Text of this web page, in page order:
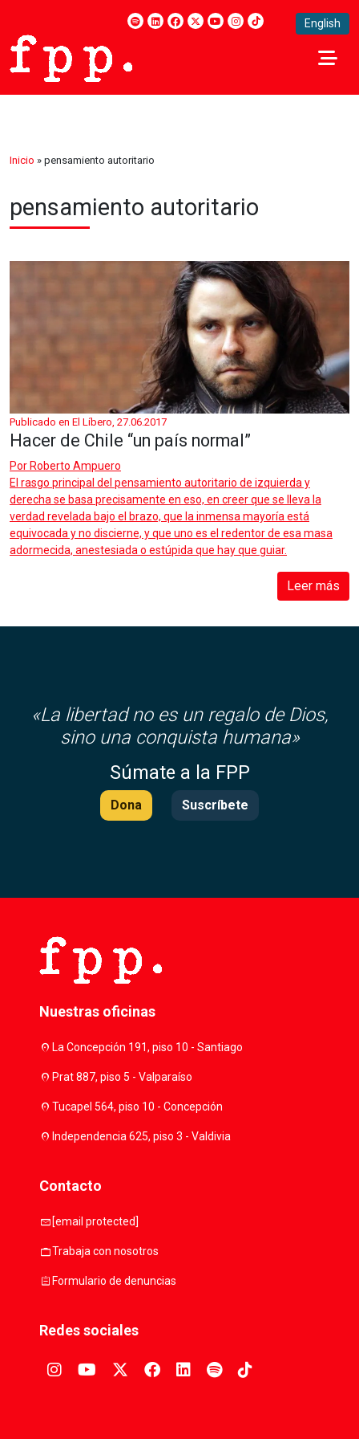
English
Inicio » pensamiento autoritario
pensamiento autoritario
Publicado en El Líbero, 27.06.2017
Hacer de Chile “un país normal”
Por Roberto Ampuero
El rasgo principal del pensamiento autoritario de izquierda y
derecha se basa precisamente en eso, en creer que se lleva la
verdad revelada bajo el brazo, que la inmensa mayoría está
equivocada y no discierne, y que uno es el redentor de esa masa
adormecida, anestesiada o estúpida que hay que guiar.
Leer más
«La libertad no es un regalo de Dios,
sino una conquista humana»
Súmate a la FPP
Dona Suscríbete
Nuestras oficinas
location_onLa Concepción 191, piso 10 - Santiago
location_onPrat 887, piso 5 - Valparaíso
location_onTucapel 564, piso 10 - Concepción
location_onIndependencia 625, piso 3 - Valdivia
Contacto
mail [email protected]
workTrabaja con nosotros
assignmentFormulario de denuncias
Redes sociales